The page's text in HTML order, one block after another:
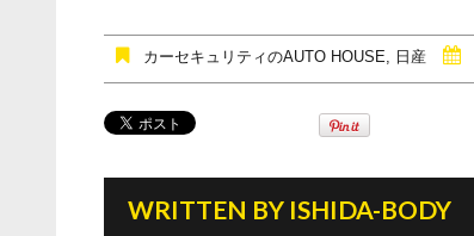
o
o
k
カーセキュリティのAUTO HOUSE, 日産
WRITTEN BY ISHIDA-BODY